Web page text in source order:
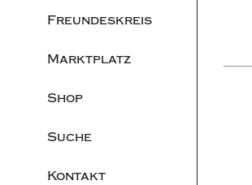
Freundeskreis
Marktplatz
Shop
Suche
Kontakt